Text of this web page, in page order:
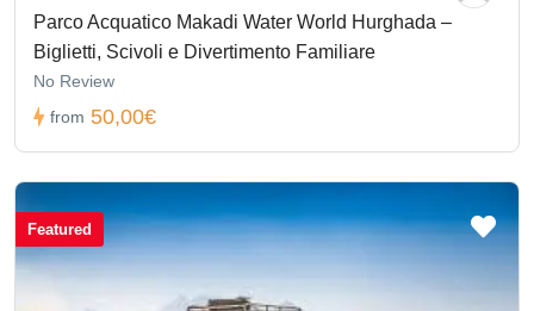
Parco Acquatico Makadi Water World Hurghada –
Biglietti, Scivoli e Divertimento Familiare
No Review
from 50,00€
Featured